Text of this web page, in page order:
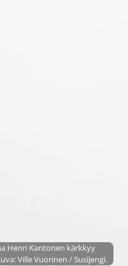
Henri Kantonen kärkkyy
Ville Vuorinen / Susijengi.